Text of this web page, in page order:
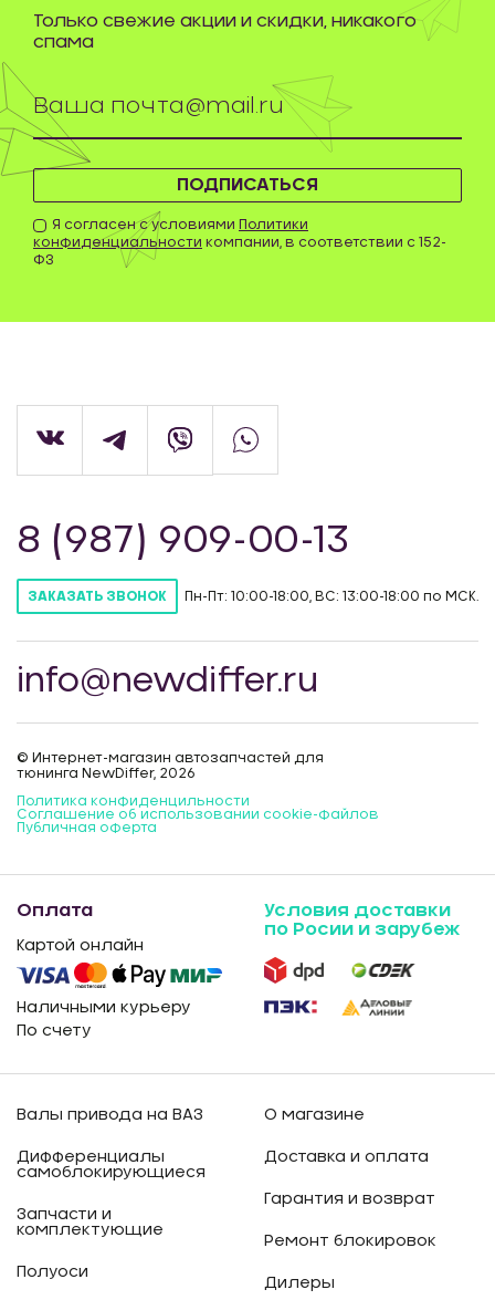
ПОДПИСАТЬСЯ
Я согласен с условиями Политики
конфиденциальности компании, в соответствии с 152-
ФЗ
Только свежие акции и скидки, никакого
спама
8 (987) 909-00-13
ЗАКАЗАТЬ ЗВОНОК Пн-Пт: 10:00-18:00, ВС: 13:00-18:00 по МСК.
info@newdiffer.ru
© Интернет-магазин автозапчастей для
тюнинга NewDiffer, 2026
Политика конфиденцильности
Соглашение об использовании cookie-файлов
Публичная оферта
Оплата
Картой онлайн
Наличными курьеру
По счету
Условия доставки
по Росии и зарубеж
Валы привода на ВАЗ
Дифференциалы
самоблокирующиеся
Запчасти и
комплектующие
Полуоси
О магазине
Доставка и оплата
Гарантия и возврат
Ремонт блокировок
Дилеры